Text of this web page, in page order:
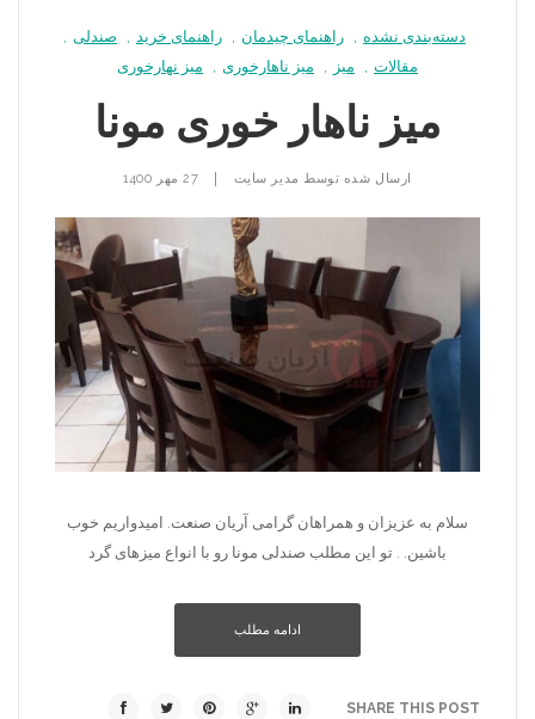
دسته‌بندی نشده راهنمای چیدمان راهنمای خرید صندلی
مقالات
میز میز ناهارخوری میز نهارخوری
میز ناهار خوری مونا
ارسال شده توسط مدیر سایت 27 مهر 1400
سلام به عزیزان و همراهان گرامی آریان صنعت. امیدواریم خوب
باشین. . تو این مطلب صندلی مونا رو با انواع میزهای گرد
ادامه مطلب
SHARE THIS POST